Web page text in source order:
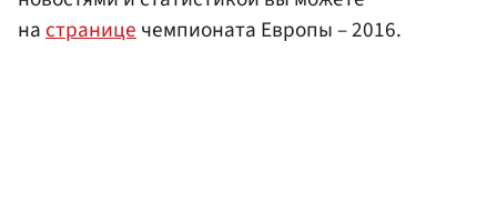
настраницечемпионата Европы – 2016.